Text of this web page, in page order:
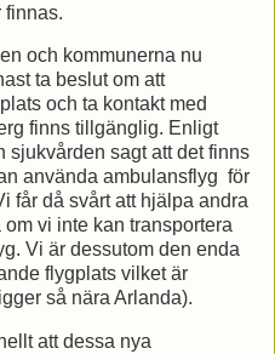
finnas.
och kommunerna nu
ta beslut om att
och ta kontakt med
finns tillgänglig. Enligt
sjukvården sagt att det finns
använda ambulansflyg för
får då svårt att hjälpa andra
vi inte kan transportera
Vi är dessutom den enda
flygplats vilket är
så nära Arlanda).
att dessa nya